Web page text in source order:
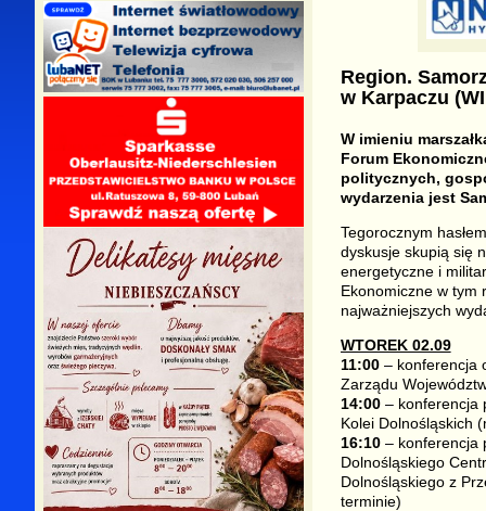
Region.
w Karpaczu
W imieniu
Forum
politycznych,
wydarzenia jest
Tegorocznym
dyskusje skupią się
energetyczne i
Ekonomiczne w tym
najważniejszych
WTOREK 02.09
11:00– konferencja
Zarządu
14:00– konferencja
Kolei Dolnośląskich
16:10– konferencja
Dolnośląskiego
Dolnośląskiego z
terminie)